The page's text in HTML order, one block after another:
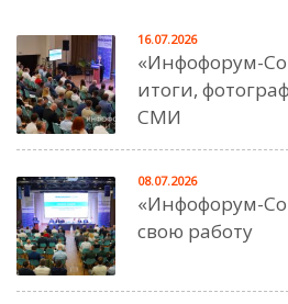
«Инфофорум-
итоги,
СМИ
16.07.2026
«Инфофорум-
свою работу
08.07.2026